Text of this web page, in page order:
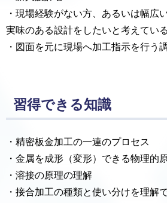
・現場経験がない方、あるいは幅広
実味のある設計をしたいと考えてい
・図面を元に現場へ加工指示を行う
習得できる知識
・精密板金加工の一連のプロセス
・金属を成形（変形）できる物理的
・溶接の原理の理解
・接合加工の種類と使い分けを理解